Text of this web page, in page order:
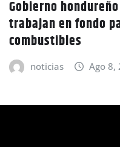
CHOLUTECA
Canícula
advierte Copeco
noticias